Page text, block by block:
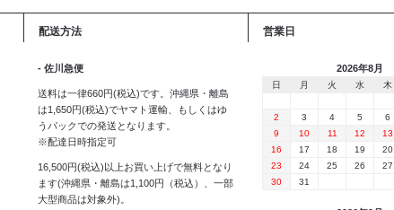
配送方法
- 佐川急便
送料は一律660円(税込)です。沖縄県・離島
は1,650円(税込)でヤマト運輸、もしくはゆ
うパックでの発送となります。
※配達日時指定可
16,500円(税込)以上お買い上げで無料となり
ます(沖縄県・離島は1,100円（税込）、一部
大型商品は対象外)。
営業日
2026年8月
日 月 火 水 木
2
3 4 5 6
9
10 11 12 13
16
17 18 19 20
23
24 25 26 27
30
31